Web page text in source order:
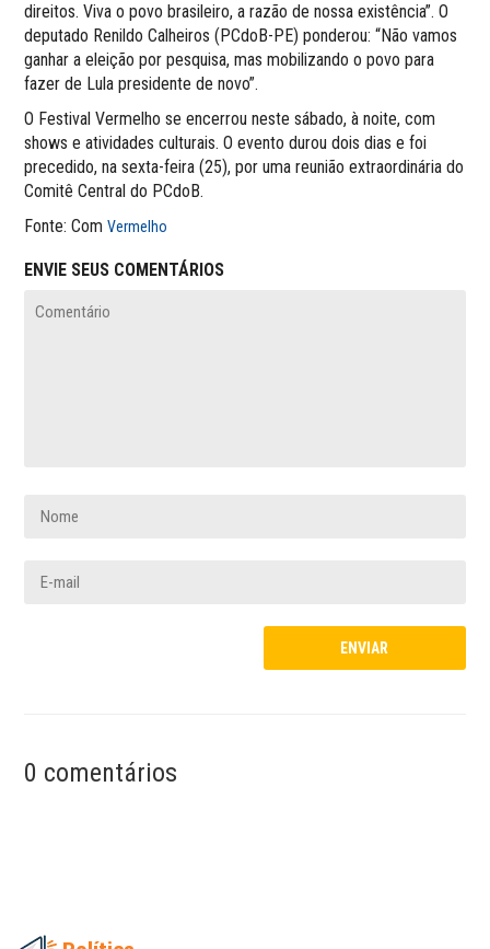
direitos. Viva o povo brasileiro, a razão de nossa existência”. O
deputado Renildo Calheiros (PCdoB-PE) ponderou: “Não vamos
ganhar a eleição por pesquisa, mas mobilizando o povo para
fazer de Lula presidente de novo”.
O Festival Vermelho se encerrou neste sábado, à noite, com
shows e atividades culturais. O evento durou dois dias e foi
precedido, na sexta-feira (25), por uma reunião extraordinária do
Comitê Central do PCdoB.
Fonte: ComVermelho
ENVIE SEUS COMENTÁRIOS
0 comentários